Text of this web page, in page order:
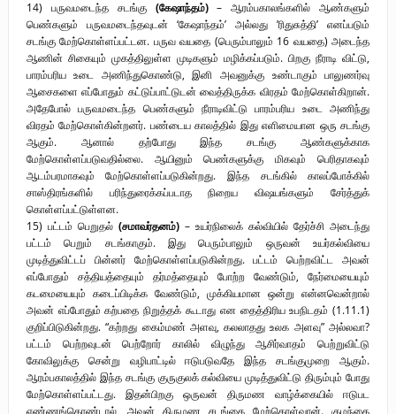
14) பருவமடைந்த சடங்கு (கேஷாந்தம்)– ஆரம்பகாலங்களில் ஆண்களும்
பெண்களும் பருவமடைந்தவுடன் ‘கேஷாந்தம்’ அல்லது ’ரிதுசுத்தி’ எனப்படும்
சடங்கு மேற்கொள்ளப்பட்டன. பருவ வயதை (பெரும்பாலும் 16 வயதை) அடைந்த
ஆணின் சிகையும் முகத்திலுள்ள முடிகளும் மழிக்கப்படும். பிறகு நீராடி விட்டு,
பாரம்பரிய உடை அணிந்துகொண்டு, இனி அவனுக்கு உண்டாகும் பாலுணர்வு
ஆசைகளை எப்போதும் கட்டுப்பாட்டுடன் வைத்திருக்க விரதம் மேற்கொள்கிறான்.
அதேபோல் பருவமடைந்த பெண்களும் நீராடிவிட்டு பாரம்பரிய உடை அணிந்து
விரதம் மேற்கொள்கின்றனர். பண்டைய காலத்தில் இது எளிமையான ஒரு சடங்கு
ஆகும். ஆனால் தற்போது இந்த சடங்கு ஆண்களுக்காக
மேற்கொள்ளப்படுவதில்லை. ஆயினும் பெண்களுக்கு மிகவும் பெரிதாகவும்
ஆடம்பரமாகவும் மேற்கொள்ளப்படுகின்றது. இந்த சடங்கில் காலப்போக்கில்
சாஸ்திரங்களில் பரிந்துரைக்கப்படாத நிறைய விஷயங்களும் சேர்த்துக்
கொள்ளப்பட்டுள்ளன.
15) பட்டம் பெறுதல் (சமாவர்தனம்)– உயர்நிலைக் கல்வியில் தேர்ச்சி அடைந்து
பட்டம் பெறும் சடங்காகும். இது பெரும்பாலும் ஒருவன் உயர்கல்வியை
முடித்துவிட்டப் பின்னர் மேற்கொள்ளப்படுகின்றது. பட்டம் பெற்றவிட்ட அவன்
எப்போதும் சத்தியத்தையும் தர்மத்தையும் போற்ற வேண்டும், நேர்மையையும்
கடமையையும் கடைப்பிடிக்க வேண்டும், முக்கியமான ஒன்று என்னவென்றால்
அவன் எப்போதும் கற்பதை நிறுத்தக் கூடாது என தைத்திரிய உபநிடதம் (1.11.1)
குறிப்பிடுகின்றது. “கற்றது கைம்மண் அளவு, கலலாதது உலக அளவு” அல்லவா?
பட்டம் பெற்றவுடன் பெற்றோர் காலில் விழுந்து ஆசிர்வாதம் பெற்றுவிட்டு
கோவிலுக்கு சென்று வழிபாட்டில் ஈடுபடுவதே இந்த சடங்குமுறை ஆகும்.
ஆரம்பகாலத்தில் இந்த சடங்கு குருகுலக் கல்வியை முடித்துவிட்டு திரும்பும் போது
மேற்கொள்ளப்பட்டது. இதன்பிறகு ஒருவன் திருமண வாழ்க்கையில் ஈடுபட